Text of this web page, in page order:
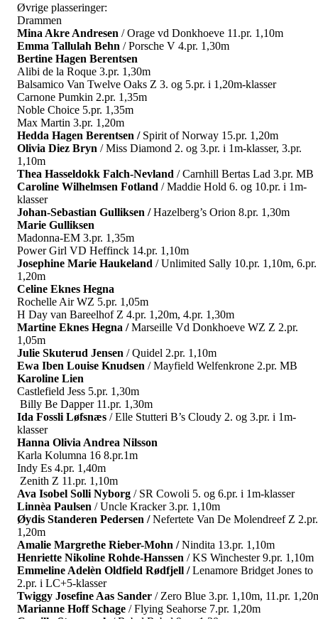
Øvrige plasseringer:
Drammen
Mina Akre Andresen / Orage vd Donkhoeve 11.pr. 1,10m
Emma Tallulah Behn / Porsche V 4.pr. 1,30m
Bertine Hagen Berentsen
Alibi de la Roque 3.pr. 1,30m
Balsamico Van Twelve Oaks Z 3. og 5.pr. i 1,20m-klasser
Carnone Pumkin 2.pr. 1,35m
Noble Choice 5.pr. 1,35m
Max Martin 3.pr. 1,20m
Hedda Hagen Berentsen / Spirit of Norway 15.pr. 1,20m
Olivia Diez Bryn / Miss Diamond 2. og 3.pr. i 1m-klasser, 3.pr.
1,10m
Thea Hasseldokk Falch-Nevland / Carnhill Bertas Lad 3.pr. MB
Caroline Wilhelmsen Fotland / Maddie Hold 6. og 10.pr. i 1m-
klasser
Johan-Sebastian Gulliksen /Hazelberg’s Orion 8.pr. 1,30m
Marie Gulliksen
Madonna-EM 3.pr. 1,35m
Power Girl VD Heffinck 14.pr. 1,10m
Josephine Marie Haukeland / Unlimited Sally 10.pr. 1,10m, 6.pr.
1,20m
Celine Eknes Hegna
Rochelle Air WZ 5.pr. 1,05m
H Day van Bareelhof Z 4.pr. 1,20m, 4.pr. 1,30m
Martine Eknes Hegna /Marseille Vd Donkhoeve WZ Z 2.pr.
1,05m
Julie Skuterud Jensen / Quidel 2.pr. 1,10m
Ewa Iben Louise Knudsen / Mayfield Welfenkrone 2.pr. MB
Karoline Lien
Castlefield Jess 5.pr. 1,30m
Billy Be Dapper 11.pr. 1,30m
Ida Fossli Løfsnæs / Elle Stutteri B’s Cloudy 2. og 3.pr. i 1m-
klasser
Hanna Olivia Andrea Nilsson
Karla Kolumna 16 8.pr.1m
Indy Es 4.pr. 1,40m
Zenith Z 11.pr. 1,10m
Ava Isobel Solli Nyborg / SR Cowoli 5. og 6.pr. i 1m-klasser
Linnèa Paulsen / Uncle Kracker 3.pr. 1,10m
Øydis Standeren Pedersen /Nefertete Van De Molendreef Z 2.pr.
1,20m
Amalie Margrethe Rieber-Mohn /Nindita 13.pr. 1,10m
Henriette Nikoline Rohde-Hanssen / KS Winchester 9.pr. 1,10m
Emmeline Adelèn Oldfield Rødfjell /Lenamore Bridget Jones to
2.pr. i LC+5-klasser
Twiggy Josefine Aas Sander / Zero Blue 3.pr. 1,10m, 11.pr.
Marianne Hoff Schage / Flying Seahorse 7.pr. 1,20m